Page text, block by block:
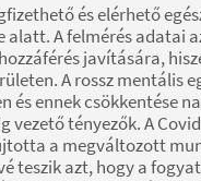
és elérhető
A felmérés adatai
javítására,
A rossz mentális
és ennek csökkentése
vezető tényezők. A
a megváltozott
teszik azt, hogy a